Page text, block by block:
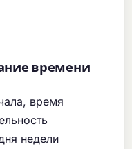
времени
время
недели